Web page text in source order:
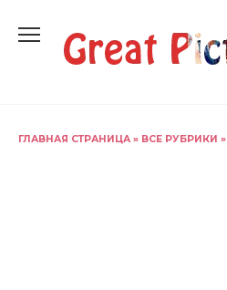
содержанию
ГЛАВНАЯ СТРАНИЦА » ВСЕ РУБРИКИ »